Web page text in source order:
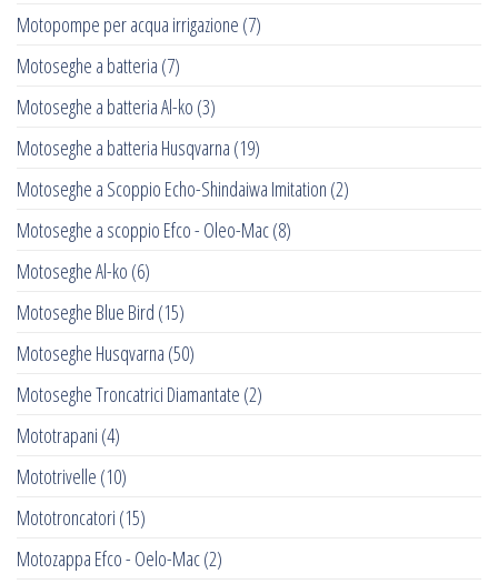
Motopompe per acqua irrigazione (7)
Motoseghe a batteria (7)
Motoseghe a batteria Al-ko (3)
Motoseghe a batteria Husqvarna (19)
Motoseghe a Scoppio Echo-Shindaiwa Imitation (2)
Motoseghe a scoppio Efco - Oleo-Mac(8)
Motoseghe Al-ko (6)
Motoseghe Blue Bird (15)
Motoseghe Husqvarna (50)
Motoseghe Troncatrici Diamantate (2)
Mototrapani (4)
Mototrivelle (10)
Mototroncatori (15)
Motozappa Efco - Oelo-Mac(2)